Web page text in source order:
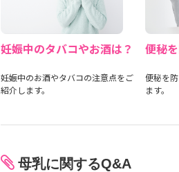
妊娠中のタバコやお酒は？
妊娠中のお酒やタバコの注意点をご
紹介します。
便秘
便秘を
ます。
母乳に関するQ&A